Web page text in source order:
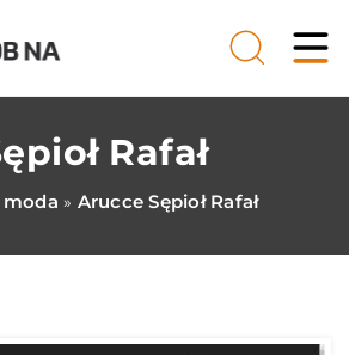
Rafał
moda » Arucce Sępioł Rafał